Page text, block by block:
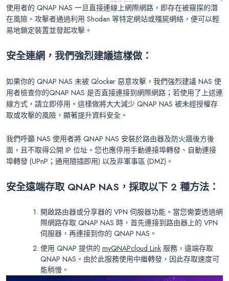
使用者的 QNAP NAS 一旦直接連線上網際網路，即存在被窺探的潛
在風險。攻擊者通過利用 Shodan 等特定網站或殭屍網絡，便可以輕
易地鎖定裝置並發起攻擊。
安全連網，我們強烈建議這樣做：
如果你的 QNAP NAS 未被 Qlocker 惡意攻擊，我們強烈建議 NAS 使
用者檢查你的QNAP NAS 是否直接連接到網際網路；若使用了上述連
線方式，請立即停用。這樣做將大大減少 QNAP NAS 被未經授權存
取或攻擊的風險，顯著提升資料安全。
我們呼籲 NAS 使用者將 QNAP NAS 安裝於路由器及防火牆後方後
面，且不取得公開 IP 位址。您也應停用手動連接埠轉發、自動連接
埠轉發 (UPnP；通用隨插即用) 以及非軍事區 (DMZ)。
安全遠端存取 QNAP NAS，採取以下 2 種方法：
開啟路由器或分享器的 VPN 伺服器功能。當您需要透過網
際網路存取 QNAP NAS 時，首先連接到路由器上的 VPN
伺服器，再連接到你的 QNAP NAS。
使用 QNAP 提供的 myQNAPcloud Link 服務，遠端存取
QNAP NAS。由於此服務使用中繼轉發，因此存取速度可
能稍慢。